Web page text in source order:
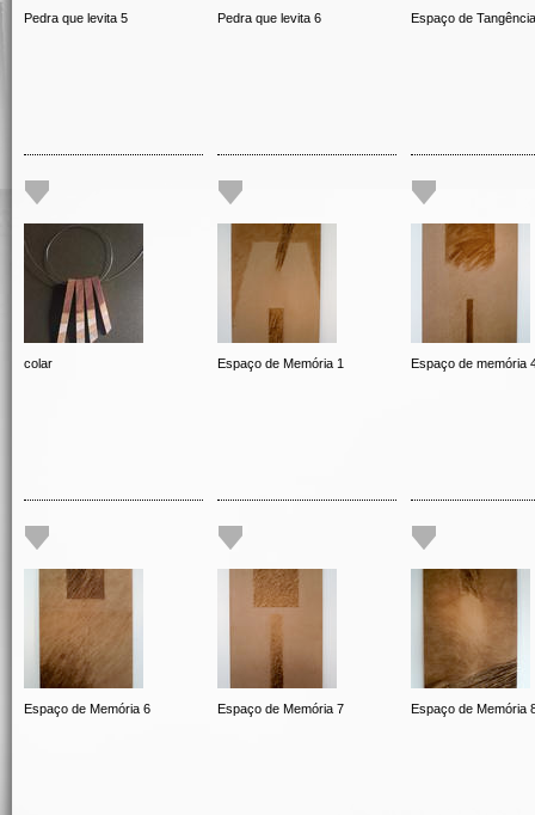
Pedra que levita 5 Pedra que levita 6 Espaço de Tangência
colar Espaço de Memória 1 Espaço de memória
Espaço de Memória 6 Espaço de Memória 7 Espaço de Memória